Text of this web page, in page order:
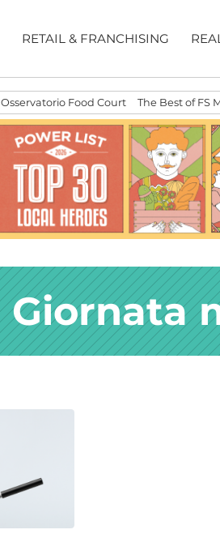
RETAIL & FRANCHISING
Osservatorio Food Court The Best of FS
Giornata